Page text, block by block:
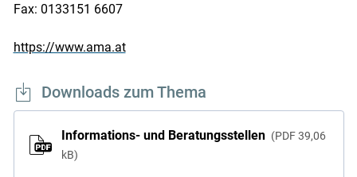
Fax: 0133151 6607
https://www.ama.at
Downloads zum Thema
Informations- und Beratungsstellen PDF 39,06
kB